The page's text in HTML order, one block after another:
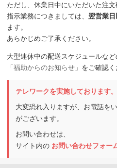
ただし、休業日中にいただいた注
指示業務につきましては、 翌営業
ます。
あらかじめご了承ください。
大型連休中の配送スケジュールなど
「福助からのお知らせ」 をご確認く
テレワークを実施しております。
大変恐れ入りますが、お電話を
がございます。
お問い合わせは、
サイト内の お問い合わせフォー